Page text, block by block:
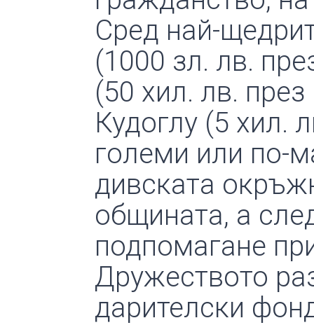
Сред най-
(1000 зл. лв.
(50 хил. лв.
Кудоглу (5 хил.
големи или по-
дивската
общината, а
подпомагане
Дружеството
дарителски